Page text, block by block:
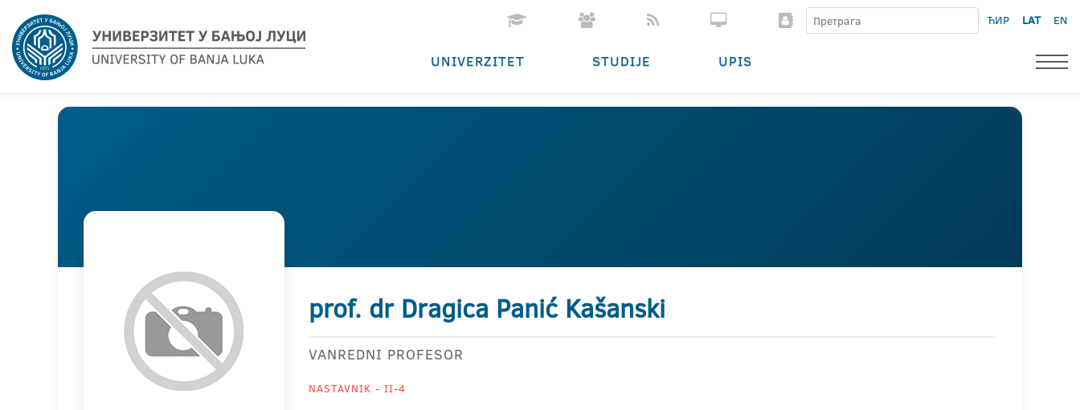
ЋИР LAT EN
UNIVERZITET STUDIJE UPIS
prof. dr Dragica Panić Kašanski
VANREDNI PROFESOR
NASTAVNIK - II-4